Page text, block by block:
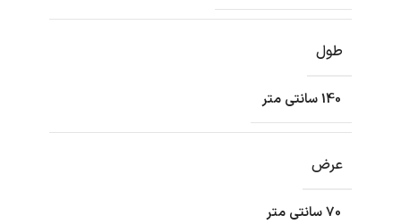
طول
140 سانتی متر
عرض
70 سانتی متر